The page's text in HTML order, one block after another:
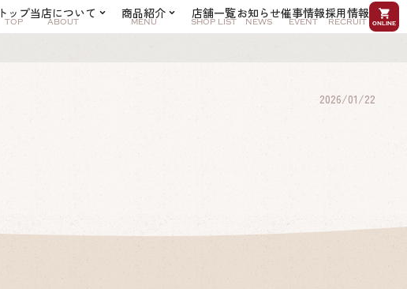
トップ
TOP
当店について
ABOUT
商品紹介
MENU
店舗一覧
SHOP LIST
お知らせ
NEWS
催事情報
EVENT
採用情報
RECRUIT online
2026/01/22